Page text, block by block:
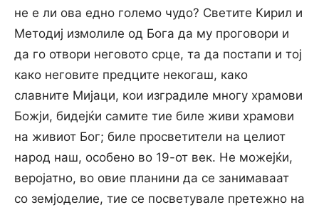
не е ли ова едно големо чудо? Светите Кирил и
Методиј измолиле од Бога да му проговори и
да го отвори неговото срце, та да постапи и тој
како неговите предците некогаш, како
славните Мијаци, кои изградиле многу храмови
Божји, бидејќи самите тие биле живи храмови
на живиот Бог; биле просветители на целиот
народ наш, особено во 19-от век. Не можејќи,
веројатно, во овие планини да се занимаваат
со земјоделие, тие се посветувале претежно на